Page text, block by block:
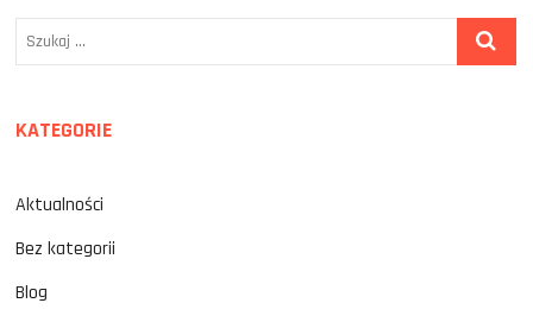
Szukaj
…
KATEGORIE
Aktualności
Bez kategorii
Blog